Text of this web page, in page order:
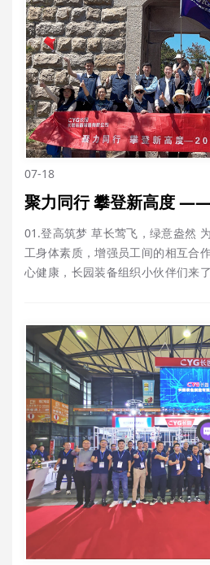
07-18
01.登高筑梦 草长莺飞，绿意盎然
工身体素质，增强员工间的相互合
心健康，长园装备组织小伙伴们来
登山活动，职工们踏着欢快的脚步